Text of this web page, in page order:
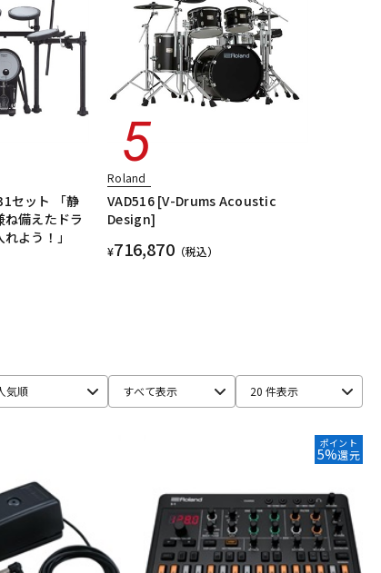
セット 「静
備えたドラ
よう！」
Roland
VAD516 [V-Drums Acoustic
Design]
¥716,870（税込）
気順 すべて表示 20 件表示
ポイント
5%還元